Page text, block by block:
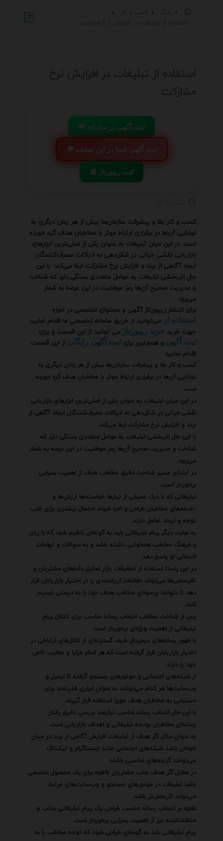
استفاده از تبلیغات در افزایش نرخ
مشارکت
📢 ثبت آگهی در سامانه
💬 ثبت آگهی شما در این صفحه
📰 ثبت ریپورتاژ
کسب و کار بقا و پیشرفت سازمان‌ها بیش از هر زمان دیگری به
توانایی آن‌ها در برقراری ارتباط موثر با مخاطبان هدف گره خورده
است. در این میان تبلیغات به عنوان یکی از اصلی‌ترین ابزارهای
بازاریابی نقشی حیاتی در شکل‌دهی به ادراکات مصرف‌کنندگان
ایجاد آگاهی از برند و افزایش نرخ مشارکت ایفا می‌کند. با این
حال اثربخشی تبلیغات به عوامل متعددی بستگی دارد که شناخت
و مدیریت صحیح آن‌ها رمز موفقیت در این عرصه به شمار
می‌رود.
برای انتشار ریپورتاژ آگهی و محتوای تخصصی در حوزه
استفاده از می‌توانید از طریق سامانه تخصصی ما اقدام نمایید
جهت خرید خرید ریپورتاژ می توانید از این قسمت و برای
ثبت آگهی و همچنین برای ثبت آگهی رایگان از این قسمت
اقدام نمایید
کسب و کار بقا و پیشرفت سازمان‌ها بیش از هر زمان دیگری به
توانایی آن‌ها در برقراری ارتباط موثر با مخاطبان هدف گره خورده
است.
در این میان تبلیغات به عنوان یکی از اصلی‌ترین ابزارهای بازاریابی
نقشی حیاتی در شکل‌دهی به ادراکات مصرف‌کنندگان ایجاد آگاهی از
برند و افزایش نرخ مشارکت ایفا می‌کند.
با این حال اثربخشی تبلیغات به عوامل متعددی بستگی دارد که
شناخت و مدیریت صحیح آن‌ها رمز موفقیت در این عرصه به شمار
می‌رود.
در ابتدای مسیر شناخت دقیق مخاطب هدف از اهمیت بسزایی
برخوردار است.
تبلیغاتی که با درک عمیقی از نیازها خواسته‌ها ارزش‌ها و
دغدغه‌های مخاطبان طراحی و اجرا شوند احتمال بیشتری برای جلب
توجه و ایجاد تعامل دارند.
به عبارت دیگر پیام تبلیغاتی باید به گونه‌ای تنظیم شود که با زبان
و فرهنگ مخاطب همخوانی داشته باشد و به سوالات و ابهامات
احتمالی او پاسخ دهد.
در این راستا استفاده از تحقیقات بازار تحلیل داده‌های مشتریان و
نظرسنجی‌ها می‌تواند اطلاعات ارزشمندی را در اختیار بازاریابان قرار
دهد تا بتوانند پرسونای مخاطب هدف خود را به درستی ترسیم
کنند.
پس از شناخت مخاطب انتخاب رسانه مناسب برای انتقال پیام
تبلیغاتی از اهمیت ویژه‌ای برخوردار است.
با ظهور رسانه‌های دیجیتال طیف گسترده‌ای از کانال‌های ارتباطی در
اختیار بازاریابان قرار گرفته است که هر کدام مزایا و معایب خاص
خود را دارند.
از شبکه‌های اجتماعی و موتورهای جستجو گرفته تا ایمیل و
وب‌سایت‌ها هر کدام می‌توانند به عنوان ابزاری قدرتمند برای
دستیابی به مخاطبان هدف مورد استفاده قرار گیرند.
با این حال انتخاب رسانه مناسب نیازمند بررسی دقیق رفتار
رسانه‌ای مخاطبان بودجه تبلیغاتی و اهداف بازاریابی است.
به عنوان مثال اگر هدف از تبلیغات افزایش آگاهی از برند در میان
جوانان باشد شبکه‌های اجتماعی مانند اینستاگرام و تیک‌تاک
می‌توانند گزینه‌های مناسبی باشند.
در مقابل اگر هدف جذب مشتریان بالقوه برای یک محصول تخصصی
باشد تبلیغات در موتورهای جستجو و وب‌سایت‌های مرتبط
می‌تواند اثربخش‌تر باشد.
علاوه بر انتخاب رسانه مناسب طراحی یک پیام تبلیغاتی جذاب و
متقاعدکننده نیز از اهمیت بسزایی برخوردار است.
پیام تبلیغاتی باید به گونه‌ای طراحی شود که توجه مخاطب را به